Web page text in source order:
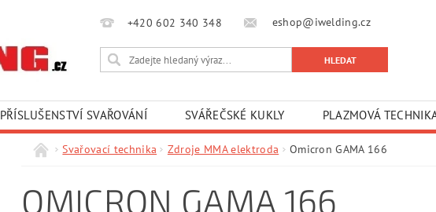
+420 602 340 348‎‎ eshop@iwelding.cz
PŘÍSLUŠENSTVÍ SVAŘOVÁNÍ SVÁŘEČSKÉ KUKLY PLAZMOVÁ
Svařovací technika Zdroje MMA elektroda Omicron GAMA 166
OMICRON GAMA 166